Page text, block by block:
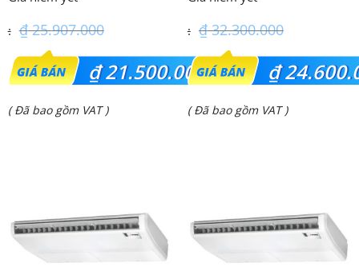
₫25.907.000
Giá
gốc
là:
₫21.500.000
Giá
₫ 21.500.000.
( Đã bao gồm VAT )
₫32.300.000
Giá
gốc
là:
₫
Giá
₫ 24.600.000.
( Đã bao gồm VAT )